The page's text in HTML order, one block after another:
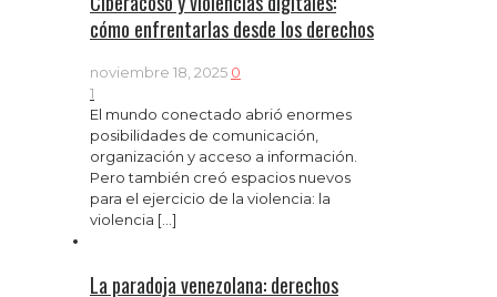
cómo enfrentarlas desde los derechos
noviembre 18, 2025 0
1
El mundo conectado abrió enormes
posibilidades de comunicación,
organización y acceso a información.
Pero también creó espacios nuevos
para el ejercicio de la violencia: la
violencia […]
La paradoja venezolana: derechos